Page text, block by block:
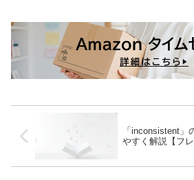
「inconsistent」
やすく解説【フ